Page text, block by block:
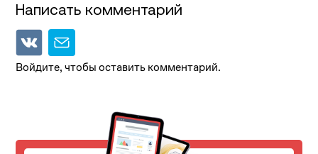
Написать комментарий
Войдите, чтобы оставить комментарий.